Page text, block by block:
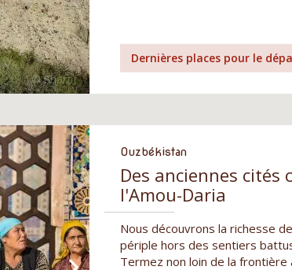
Dernières places pour le
Ouzbékistan
Des anciennes cités
l'Amou-Daria
Nous découvrons la richesse
périple hors des sentiers
Termez non loin de la frontière